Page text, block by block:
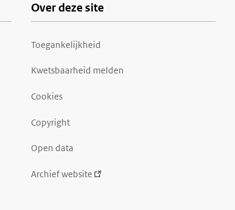
Over deze site
Toegankelijkheid
Kwetsbaarheid melden
Cookies
Copyright
Open data
Archief website